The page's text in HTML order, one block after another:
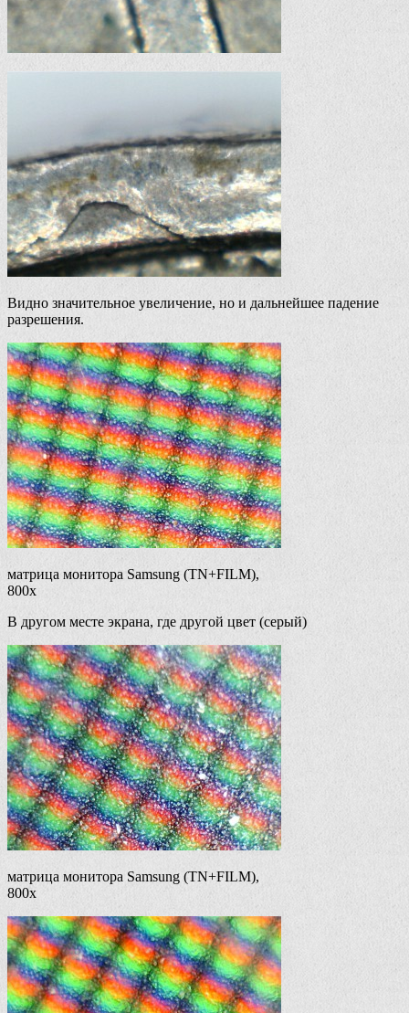
Видно значительное увеличение, но и дальнейшее падение
разрешения.
матрица монитора Samsung (TN+FILM),
800x
В другом месте экрана, где другой цвет (серый)
матрица монитора Samsung (TN+FILM),
800x